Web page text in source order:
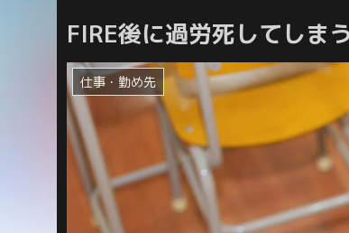
FIRE後に過労死してしま
仕事・勤め先